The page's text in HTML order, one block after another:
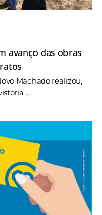
avanço das obras
Machado realizou,
...